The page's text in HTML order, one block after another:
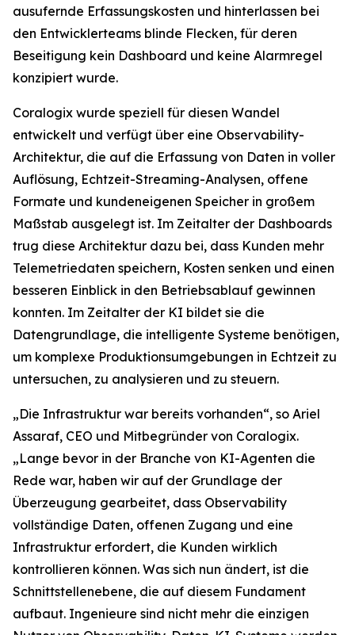
ausufernde Erfassungskosten und hinterlassen bei
den Entwicklerteams blinde Flecken, für deren
Beseitigung kein Dashboard und keine Alarmregel
konzipiert wurde.
Coralogix wurde speziell für diesen Wandel
entwickelt und verfügt über eine Observability-
Architektur, die auf die Erfassung von Daten in voller
Auflösung, Echtzeit-Streaming-Analysen, offene
Formate und kundeneigenen Speicher in großem
Maßstab ausgelegt ist. Im Zeitalter der Dashboards
trug diese Architektur dazu bei, dass Kunden mehr
Telemetriedaten speichern, Kosten senken und einen
besseren Einblick in den Betriebsablauf gewinnen
konnten. Im Zeitalter der KI bildet sie die
Datengrundlage, die intelligente Systeme benötigen,
um komplexe Produktionsumgebungen in Echtzeit zu
untersuchen, zu analysieren und zu steuern.
„Die Infrastruktur war bereits vorhanden“, so Ariel
Assaraf, CEO und Mitbegründer von Coralogix.
„Lange bevor in der Branche von KI-Agenten die
Rede war, haben wir auf der Grundlage der
Überzeugung gearbeitet, dass Observability
vollständige Daten, offenen Zugang und eine
Infrastruktur erfordert, die Kunden wirklich
kontrollieren können. Was sich nun ändert, ist die
Schnittstellenebene, die auf diesem Fundament
aufbaut. Ingenieure sind nicht mehr die einzigen